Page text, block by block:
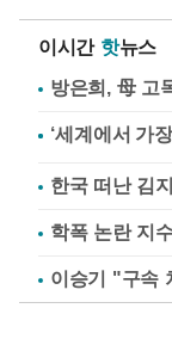
이시간 핫뉴스
방은희, 母 고
한국 떠난 김
학폭 논란 지
이승기 "구속